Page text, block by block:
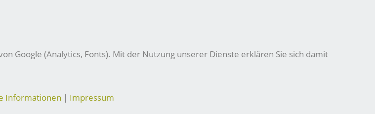
Google (Analytics, Fonts). Mit der Nutzung unserer Dienste erklären Sie sich damit
Informationen | Impressum